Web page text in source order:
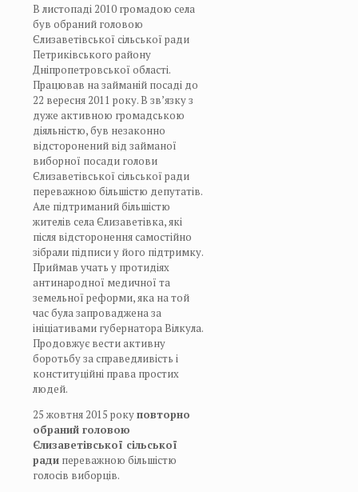
В листопаді 2010 громадою села
був обраний головою
Єлизаветівської сільської ради
Петриківського району
Дніпропетровської області.
Працював на займаній посаді до
22 вересня 2011 року. В зв’язку з
дуже активною громадською
діяльністю, був незаконно
відсторонений від займаної
виборної посади голови
Єлизаветівської сільської ради
переважною більшістю депутатів.
Але підтриманий більшістю
жителів села Єлизаветівка, які
після відсторонення самостійно
зібрали підписи у його підтримку.
Приймав учать у протидіях
антинародної медичної та
земельної реформи, яка на той
час була запроваджена за
ініціативами губернатора Вілкула.
Продовжує вести активну
боротьбу за справедливість і
конституційні права простих
людей.
25 жовтня 2015 рокуповторно
обраний головою
Єлизаветівської сільської
ради переважною більшістю
голосів виборців.